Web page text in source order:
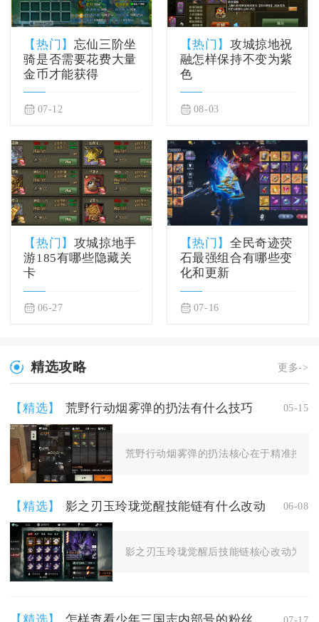
【热门】 忘仙三阶坐
骑是否需要花费大量
金币才能获得
07-12
【热门】攻城掠地祝
融怎样保持不变为紫
色
08-03
【热门】 攻城掠地手
游185有哪些隐藏关
卡
06-27
【热门】全民奇迹荧
石最强组合有哪些变
化和更新
07-16
精选攻略 更多->
【精选】 荒野行动烟雾弹的扔法有什么技巧 05-15
荒野行动烟雾弹的扔法核心在于精准控抛
【精选】 影之刃玉玲珑觉醒技能链有什么改动 06-08
影之刃玉玲珑觉醒后技能链核心改动为新